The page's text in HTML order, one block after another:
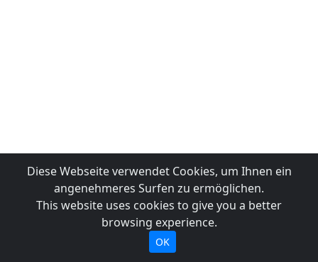
Diese Webseite verwendet Cookies, um Ihnen ein
angenehmeres Surfen zu ermöglichen.
This website uses cookies to give you a better
browsing experience.
OK